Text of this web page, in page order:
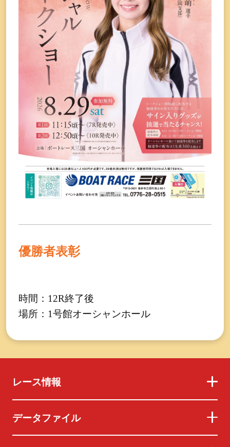
優勝者表彰
時間：12R終了後
場所：1号館オーシャンホール
レース情報
データファイル